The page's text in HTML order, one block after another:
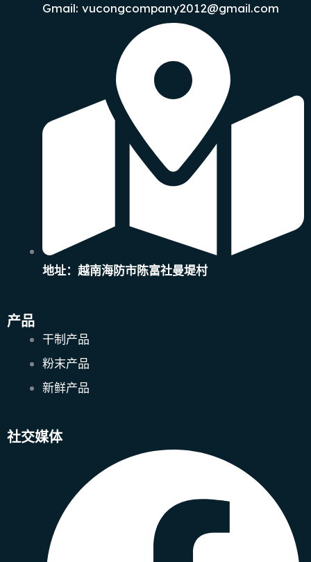
Gmail: vucongcompany2012@gmail.com
地址：越南海防市陈富社曼堤村
产品
干制产品
粉末产品
新鲜产品
社交媒体